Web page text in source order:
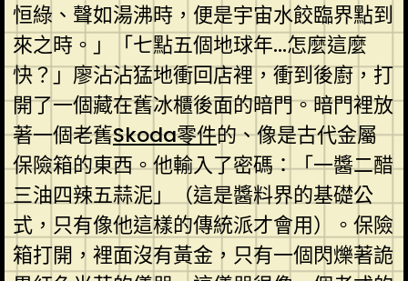
恒綠、聲如湯沸時，便是宇宙水餃臨界點到
來之時。」「七點五個地球年…怎麼這麼
快？」廖沾沾猛地衝回店裡，衝到後廚，打
開了一個藏在舊冰櫃後面的暗門。暗門裡放
著一個老舊Skoda零件的、像是古代金屬
保險箱的東西。他輸入了密碼：「一醬二醋
三油四辣五蒜泥」（這是醬料界的基礎公
式，只有像他這樣的傳統派才會用）。保險
箱打開，裡面沒有黃金，只有一個閃爍著詭